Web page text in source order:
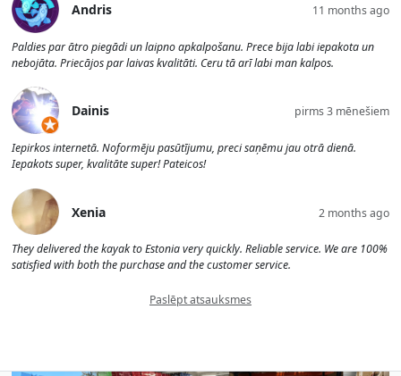
Andris 11 months ago
Paldies par ātro piegādi un laipno apkalpošanu. Prece bija labi iepakota un
nebojāta. Priecājos par laivas kvalitāti. Ceru tā arī labi man kalpos.
Dainis pirms 3 mēnešiem
Iepirkos internetā. Noformēju pasūtījumu, preci saņēmu jau otrā dienā.
Iepakots super, kvalitāte super! Pateicos!
Xenia 2 months ago
They delivered the kayak to Estonia very quickly. Reliable service. We are 100%
satisfied with both the purchase and the customer service.
Paslēpt atsauksmes